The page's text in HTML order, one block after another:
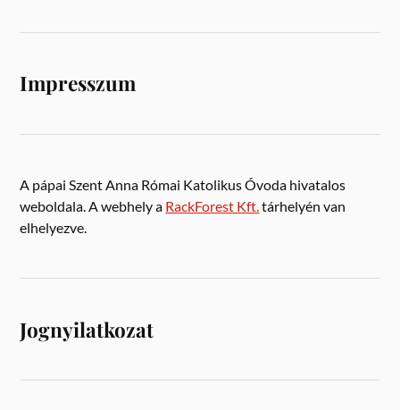
Impresszum
A pápai Szent Anna Római Katolikus Óvoda hivatalos
weboldala. A webhely a RackForest Kft.tárhelyén van
elhelyezve.
Jognyilatkozat